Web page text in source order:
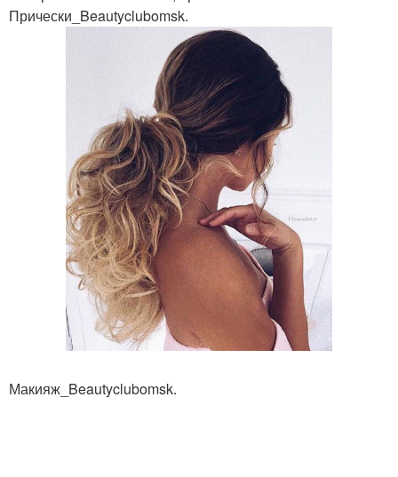
Прически_Beautyclubomsk.
Макияж_Beautyclubomsk.